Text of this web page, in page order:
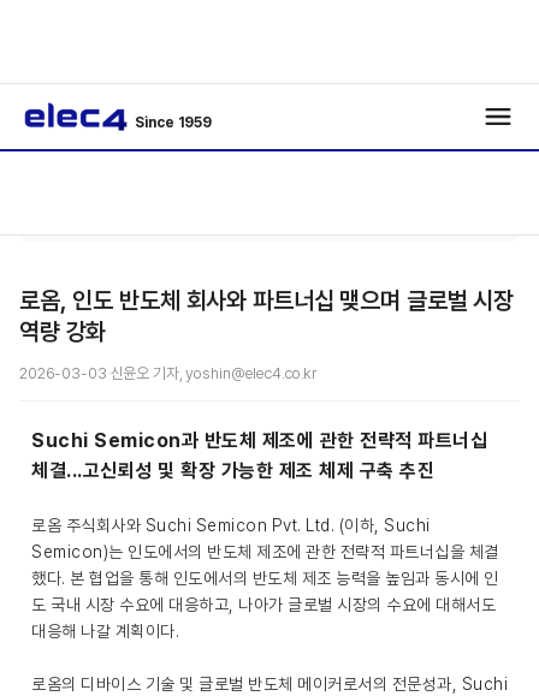
Since 1959
로옴, 인도 반도체 회사와 파트너십 맺으며 글로벌 시장
역량 강화
2026-03-03 신윤오 기자, yoshin@elec4.co.kr
Suchi Semicon과 반도체 제조에 관한 전략적 파트너십
체결...고신뢰성 및 확장 가능한 제조 체제 구축 추진
로옴 주식회사와 Suchi Semicon Pvt. Ltd. (이하, Suchi
Semicon)는 인도에서의 반도체 제조에 관한 전략적 파트너십을 체결
했다. 본 협업을 통해 인도에서의 반도체 제조 능력을 높임과 동시에 인
도 국내 시장 수요에 대응하고, 나아가 글로벌 시장의 수요에 대해서도
대응해 나갈 계획이다.
로옴의 디바이스 기술 및 글로벌 반도체 메이커로서의 전문성과, Suchi